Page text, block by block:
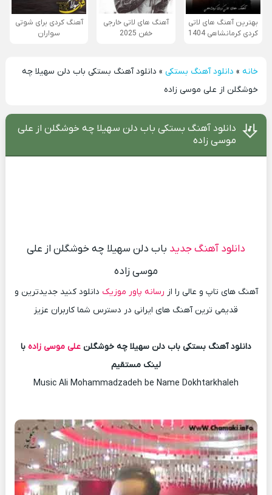
بهترین آهنگ های لاتی
کردی کرمانشاهی 1404
آهنگ های لاتی خارجی
خفن 2025
آهنگ کردی برای شوتی
سواران
خانه» دانلود آهنگ بستکی» دانلود آهنگ بستکی باب دلن سهیلا چه
خوشگلن از علی موسی زاده
دانلود آهنگ بستکی باب دلن سهیلا چه خوشگلن از علی
موسی زاده
دانلود آهنگ جدید باب دلن سهیلا چه خوشگلن از علی
موسی زاده
آهنگ های تاپ و عالی را از رسانه پاور موزیک دانلود کنید جدیدترین و
قدیمی ترین آهنگ های ایرانی در دسترس شما کاربران عزیز
دانلود آهنگ بستکی باب دلن سهیلا چه خوشگلن علی موسی زاده با
لینک مستقیم
Music Ali Mohammadzadeh be Name Dokhtarkhaleh